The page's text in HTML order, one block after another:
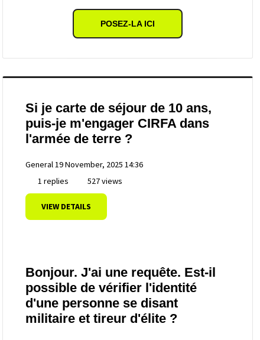
POSEZ-LA ICI
Si je carte de séjour de 10 ans,
puis-je m'engager CIRFA dans
l'armée de terre ?
General19 November, 2025 14:36
1 replies
527 views
VIEW DETAILS
Bonjour. J'ai une requête. Est-il
possible de vérifier l'identité
d'une personne se disant
militaire et tireur d'élite ?